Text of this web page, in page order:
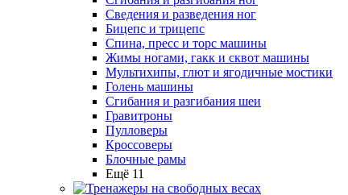
Сведения и разведения ног
Бицепс и трицепс
Спина, пресс и торс машины
Жимы ногами, гакк и сквот машины
Мультихипы, глют и ягодичные мостики
Голень машины
Сгибания и разгибания шеи
Гравитроны
Пулловеры
Кроссоверы
Блочные рамы
Ещё 11